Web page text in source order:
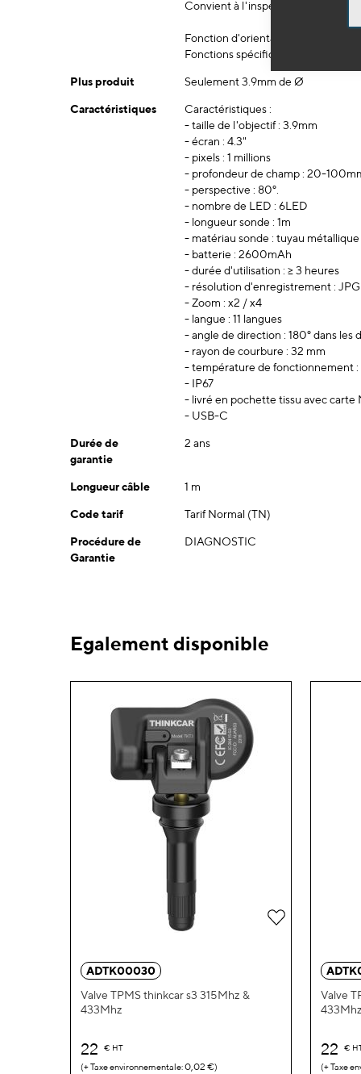
Convient à l'inspection qualitative,
Fonction d'orientation à 180° via
Fonctions spécifiques
Plus produit Seulement 3.9mm de Ø
Caractéristiques
Caractéristiques :
- taille de l'objectif : 3.9mm
- écran : 4.3"
- pixels : 1 millions
- profondeur de champ : 20-
- perspective : 80°.
- nombre de LED : 6LED
- longueur sonde : 1m
- matériau sonde : tuyau
- batterie : 2600mAh
- durée d'utilisation : ≥ 3 heures
- résolution d'enregistrement :
- Zoom : x2 / x4
- langue : 11 langues
- angle de direction : 180° dans les
- rayon de courbure : 32 mm
- température de fonctionnement :
- IP67
- livré en pochette tissu avec carte
- USB-C
Durée de
garantie
2 ans
Longueur câble 1 m
Code tarif Tarif Normal (TN)
Procédure de
Garantie
DIAGNOSTIC
Egalement disponible
ADTK00030
Valve TPMS thinkcar s3 315Mhz &
433Mhz
22 € HT
0,02 €
Valve
433Mhz
22 €